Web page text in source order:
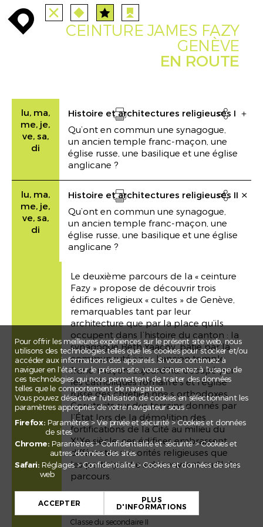
enroute enroute TOUTES STATIONS
PARCOURS event EVENTS agenda FILTRE
+
close route angebote anreise
CEINTURE JAMES FAZY
GENÈVE
EN ROUTE
lu, ma,
me, je,
ve, sa,
di
Histoire et architectures religieuses I
Drucken

Qu’ont en commun une synagogue,
un ancien temple franc-maçon, une
église russe, une basilique et une église
anglicane ?
lu, ma,
me, je,
ve, sa,
di
Histoire et architectures religieuses II
Drucken

Qu’ont en commun une synagogue,
un ancien temple franc-maçon, une
église russe, une basilique et une église
anglicane ?
Le deuxième parcours de la « ceinture
Fazy » propose de découvrir trois
édifices religieux « cultes » de Genève,
remarquables tant par leur
architecture que par la place qu’ils
occupent dans l’histoire du canton : la
synagogue Beth Yaacov, bâtie par la
communauté juive, l’ancien temple
franc-maçon, aujourd’hui occupé par
les catholiques romain·e·s et l’église
russe des chrétien·nne·s orthodoxes.
Construits sur des terrains donnés par
l’État lors de la démolition des
fortifications de la Cité au milieu du
XIXe siècle, ces édifices embrassent
différentes minorités religieuses que
les participant·e·s découvrent au fil du
parcours.
Public-cible
Classe du secondaire I
Classe du secondaire II
Pour offrir les meilleures expériences sur le présent site web, nous
utilisons des technologies telles que les cookies pour stocker et/ou
accéder aux informations des appareils. Si vous continuez à
naviguer en l’état sur le présent site, vous consentez à l’usage de
ces technologies qui nous permettent de traiter des données
telles que le comportement de navigation.
Vous pouvez désactiver l'utilisation de cookies en sélectionnant les
paramètres appropriés de votre navigateur sous :
Firefox: Paramètres > Vie privée et sécurité > Cookies et données
de sites
Chrome: Paramètres > Confidentialité et sécurité > Cookies et
autres données des sites
Safari: Réglages > Confidentialité > Cookies et données de sites
web
ACCEPTER PLUS
D'INFORMATIONS